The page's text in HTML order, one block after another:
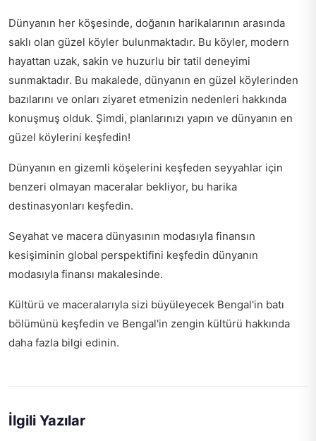
Dünyanın her köşesinde, doğanın harikalarının arasında
saklı olan güzel köyler bulunmaktadır. Bu köyler, modern
hayattan uzak, sakin ve huzurlu bir tatil deneyimi
sunmaktadır. Bu makalede, dünyanın en güzel köylerinden
bazılarını ve onları ziyaret etmenizin nedenleri hakkında
konuşmuş olduk. Şimdi, planlarınızı yapın ve dünyanın en
güzel köylerini keşfedin!
Dünyanın en gizemli köşelerini keşfeden seyyahlar için
benzeri olmayan maceralar bekliyor, bu harika
destinasyonları keşfedin.
Seyahat ve macera dünyasının modasıyla finansın
kesişiminin global perspektifini keşfedin dünyanın
modasıyla finansı makalesinde.
Kültürü ve maceralarıyla sizi büyüleyecek Bengal'in batı
bölümünü keşfedin ve Bengal'in zengin kültürü hakkında
daha fazla bilgi edinin.
İlgili Yazılar